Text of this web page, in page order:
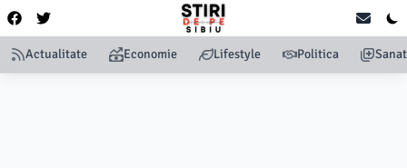
Actualitate Economie Lifestyle Politica